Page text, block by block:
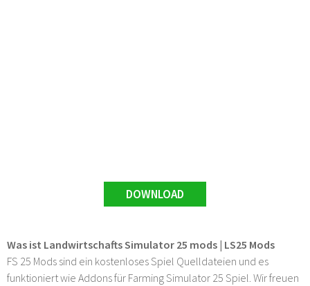
DOWNLOAD
Was ist Landwirtschafts Simulator 25 mods | LS25 Mods
FS 25 Mods sind ein kostenloses Spiel Quelldateien und es
funktioniert wie Addons für Farming Simulator 25 Spiel. Wir freuen